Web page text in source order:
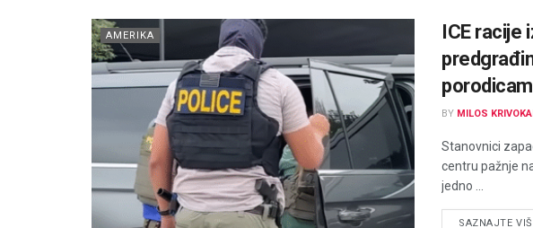
AMERIKA
ICE racije
BY MILOS
Stanovnici
centru pažnje
jedno ...
SAZNAJTE